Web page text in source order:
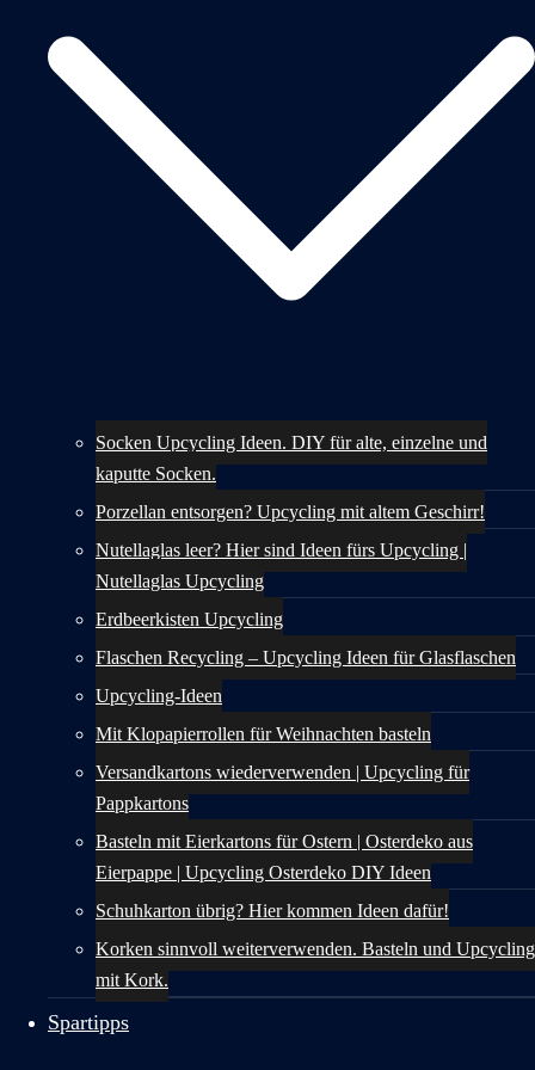
Socken Upcycling Ideen. DIY für alte, einzelne und
kaputte Socken.
Porzellan entsorgen? Upcycling mit altem Geschirr!
Nutellaglas leer? Hier sind Ideen fürs Upcycling |
Nutellaglas Upcycling
Erdbeerkisten Upcycling
Flaschen Recycling – Upcycling Ideen für Glasflaschen
Upcycling-Ideen
Mit Klopapierrollen für Weihnachten basteln
Versandkartons wiederverwenden | Upcycling für
Pappkartons
Basteln mit Eierkartons für Ostern | Osterdeko aus
Eierpappe | Upcycling Osterdeko DIY Ideen
Schuhkarton übrig? Hier kommen Ideen dafür!
Korken sinnvoll weiterverwenden. Basteln und Upcycling
mit Kork.
Spartipps